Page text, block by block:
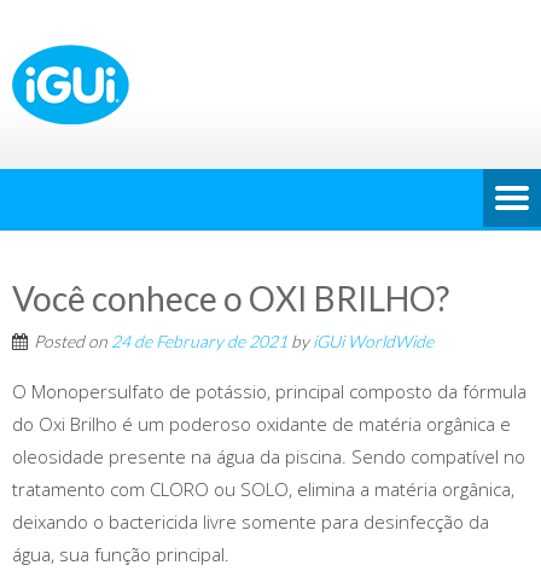
Você conhece o OXI BRILHO?
Posted on 24 de February de 2021 byiGUi WorldWide
O Monopersulfato de potássio, principal composto da fórmula
do Oxi Brilho é um poderoso oxidante de matéria orgânica e
oleosidade presente na água da piscina. Sendo compatível no
tratamento com CLORO ou SOLO, elimina a matéria orgânica,
deixando o bactericida livre somente para desinfecção da
água, sua função principal.